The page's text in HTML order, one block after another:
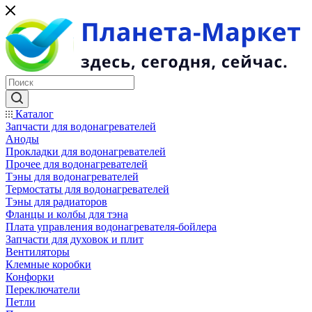
Каталог
Запчасти для водонагревателей
Аноды
Прокладки для водонагревателей
Прочее для водонагревателей
Тэны для водонагревателей
Термостаты для водонагревателей
Тэны для радиаторов
Фланцы и колбы для тэна
Плата управления водонагревателя-бойлера
Запчасти для духовок и плит
Вентиляторы
Клемные коробки
Конфорки
Переключатели
Петли